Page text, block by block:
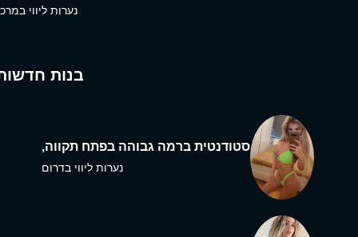
נערות ליווי
בנות
סטודנטית ברמה גבוהה בפתח תקווה,
נערות ליווי בדרום